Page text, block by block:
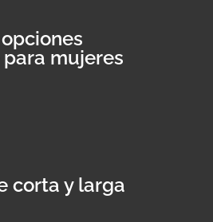
mujeres
corta y larga